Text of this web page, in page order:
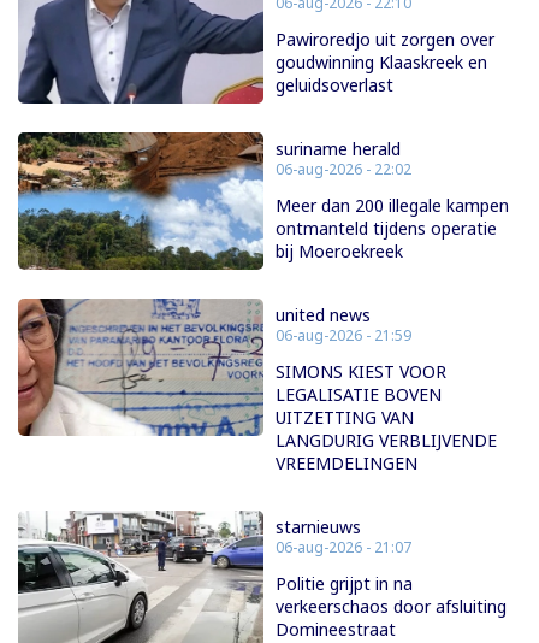
Pawiroredjo uit zorgen over
goudwinning Klaaskreek en
geluidsoverlast
suriname herald
06-aug-2026 - 22:02
Meer dan 200 illegale kampen
ontmanteld tijdens operatie
bij Moeroekreek
united news
06-aug-2026 - 21:59
SIMONS KIEST VOOR
LEGALISATIE BOVEN
UITZETTING VAN
LANGDURIG VERBLIJVENDE
VREEMDELINGEN
starnieuws
06-aug-2026 - 21:07
Politie grijpt in na
verkeerschaos door afsluiting
Domineestraat